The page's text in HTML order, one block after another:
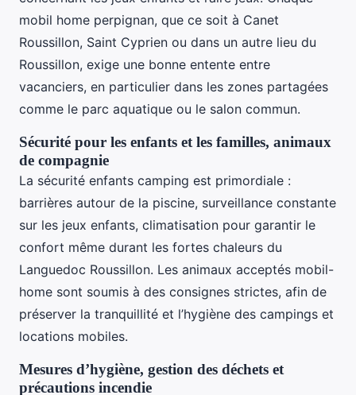
mobil home perpignan, que ce soit à Canet
Roussillon, Saint Cyprien ou dans un autre lieu du
Roussillon, exige une bonne entente entre
vacanciers, en particulier dans les zones partagées
comme le parc aquatique ou le salon commun.
Sécurité pour les enfants et les familles, animaux
de compagnie
La sécurité enfants camping est primordiale :
barrières autour de la piscine, surveillance constante
sur les jeux enfants, climatisation pour garantir le
confort même durant les fortes chaleurs du
Languedoc Roussillon. Les animaux acceptés mobil-
home sont soumis à des consignes strictes, afin de
préserver la tranquillité et l’hygiène des campings et
locations mobiles.
Mesures d’hygiène, gestion des déchets et
précautions incendie